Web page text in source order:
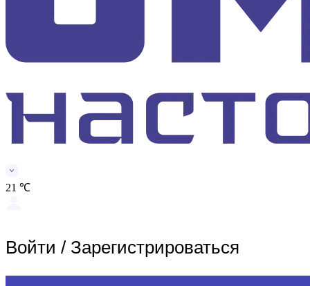
21 ℃
Войти / Зарегистрироваться